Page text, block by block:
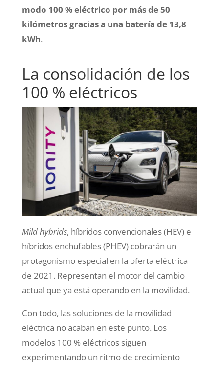
modo 100 % eléctrico por más de 50
kilómetros gracias a una batería de 13,8
kWh.
La consolidación de los
100 % eléctricos
Mild hybrids, híbridos convencionales (HEV) e
híbridos enchufables (PHEV) cobrarán un
protagonismo especial en la oferta eléctrica
de 2021. Representan el motor del cambio
actual que ya está operando en la movilidad.
Con todo, las soluciones de la movilidad
eléctrica no acaban en este punto. Los
modelos 100 % eléctricos siguen
experimentando un ritmo de crecimiento